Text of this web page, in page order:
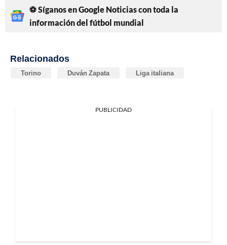
⚽ Síganos en Google Noticias con toda la
información del fútbol mundial
Relacionados
Torino Duván Zapata Liga italiana
PUBLICIDAD